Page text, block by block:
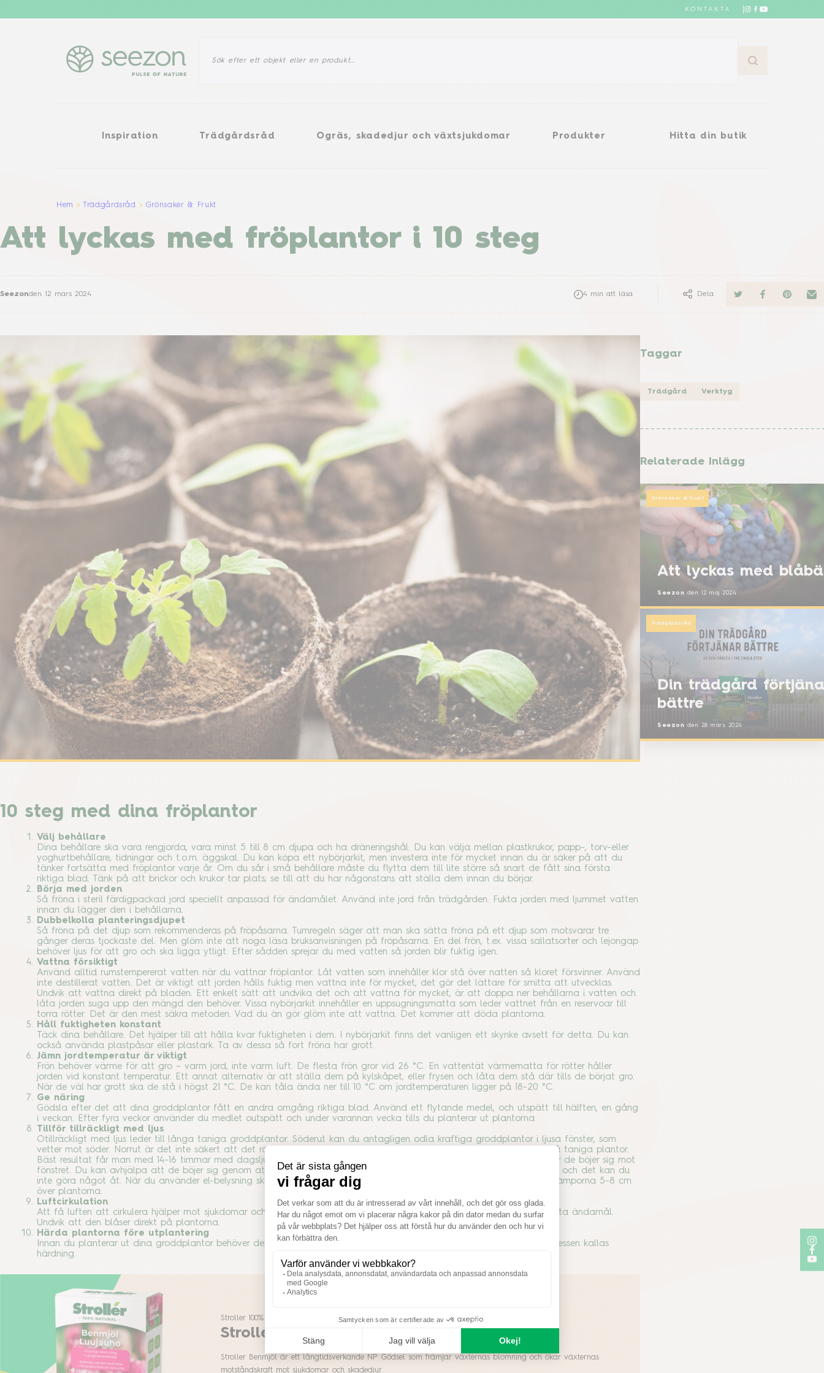
KONTAKTA
Inspiration Trädgårdsråd Ogräs, skadedjur och växtsjukdomar Produkter Hitta din butik
InspirationTrädgårdsrådOgräs, skadedjur och växtsjukdomarProdukter Hitta din butik
Hem Trädgårdsråd Grönsaker & Frukt
Att lyckas med fröplantor i 10 steg
Seezonden 12 mars 2024 4 min att läsa Dela
10 steg med dina fröplantor
Välj behållare
Dina behållare ska vara rengjorda, vara minst 5 till 8 cm djupa och ha dräneringshål. Du kan välja mellan plastkrukor, papp-, torv-eller
yoghurtbehållare, tidningar och t.o.m. äggskal. Du kan köpa ett nybörjarkit, men investera inte för mycket innan du är säker på att du
tänker fortsätta med fröplantor varje år. Om du sår i små behållare måste du flytta dem till lite större så snart de fått sina första
riktiga blad. Tänk på att brickor och krukor tar plats; se till att du har någonstans att ställa dem innan du börjar.
Börja med jorden
Så fröna i steril färdigpackad jord speciellt anpassad för ändamålet. Använd inte jord från trädgården. Fukta jorden med ljummet vatten
innan du lägger den i behållarna.
Dubbelkolla planteringsdjupet
Så fröna på det djup som rekommenderas på fröpåsarna. Tumregeln säger att man ska sätta fröna på ett djup som motsvarar tre
gånger deras tjockaste del. Men glöm inte att noga läsa bruksanvisningen på fröpåsarna. En del frön, t.ex. vissa sallatsorter och lejongap
behöver ljus för att gro och ska ligga ytligt. Efter sådden sprejar du med vatten så jorden blir fuktig igen.
Vattna försiktigt
Använd alltid rumstempererat vatten när du vattnar fröplantor. Låt vatten som innehåller klor stå över natten så kloret försvinner. Använd
inte destillerat vatten. Det är viktigt att jorden hålls fuktig men vattna inte för mycket, det gör det lättare för smitta att utvecklas.
Undvik att vattna direkt på bladen. Ett enkelt sätt att undvika det och att vattna för mycket, är att doppa ner behållarna i vatten och
låta jorden suga upp den mängd den behöver. Vissa nybörjarkit innehåller en uppsugningsmatta som leder vattnet från en reservoar till
torra rötter. Det är den mest säkra metoden. Vad du än gör glöm inte att vattna. Det kommer att döda plantorna.
Håll fuktigheten konstant
Täck dina behållare. Det hjälper till att hålla kvar fuktigheten i dem. I nybörjarkit finns det vanligen ett skynke avsett för detta. Du kan
också använda plastpåsar eller plastark. Ta av dessa så fort fröna har grott.
Jämn jordtemperatur är viktigt
Frön behöver värme för att gro – varm jord, inte varm luft. De flesta frön gror vid 26 °C. En vattentät värmematta för rötter håller
jorden vid konstant temperatur. Ett annat alternativ är att ställa dem på kylskåpet, eller frysen och låta dem stå där tills de börjat gro.
När de väl har grott ska de stå i högst 21 °C. De kan tåla ända ner till 10 °C om jordtemperaturen ligger på 18-20 °C.
Ge näring
Gödsla efter det att dina groddplantor fått en andra omgång riktiga blad. Använd ett flytande medel, och utspätt till hälften, en gång
i veckan. Efter fyra veckor använder du medlet outspätt och under varannan vecka tills du planterar ut plantorna
Tillför tillräckligt med ljus
Otillräckligt med ljus leder till långa taniga groddplantor. Söderut kan du antagligen odla kraftiga groddplantor i ljusa fönster, som
vetter mot söder. Norrut är det inte säkert att det räcker med söderfönster för att ge tillräckligt med ljus för att inte få taniga plantor.
Bäst resultat får man med 14-16 timmar med dagsljus per dygn. Ett tecken på att de inte får tillräckligt med ljus är när de böjer sig mot
fönstret. Du kan avhjälpa att de böjer sig genom att snurra på krukorna, men problemet är att stjälkarna blir för långa och det kan du
inte göra något åt. När du använder el-belysning ska du välja t.ex. neonlampor med både varmt och kallt ljus. Häng lamporna 5-8 cm
över plantorna.
Luftcirkulation
Att få luften att cirkulera hjälper mot sjukdomar och gör stjälkarna starkare. Sätt en fläkt nära groddplantorna för detta ändamål.
Undvik att den blåser direkt på plantorna.
Härda plantorna före utplantering
Innan du planterar ut dina groddplantor behöver de härdas, d.v.s. anpassas till en ny och hårdare omgivning. Den processen kallas
härdning.
Stroller 100% Natural
Stroller Benmjöl
Stroller Benmjöl är ett långtidsverkande NP Gödsel som främjar växternas blomning och ökar växternas
motståndskraft mot sjukdomar och skadedjur.
Taggar
Trädgård Verktyg
Relaterade Inlägg
Att lyckas med
Seezon den 12 maj 2024
Grönsaker & Frukt
Din trädgård
bättre
Seezon den 28 mars 2024
Trädgårdsråd